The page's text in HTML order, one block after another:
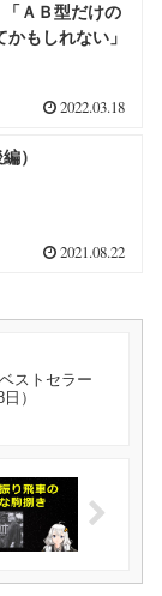
ＡＢ型だけの
もしれない」
2022.03.18
）
2021.08.22
ストセラー
）